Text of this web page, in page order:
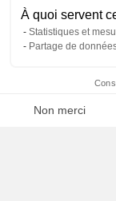
À quoi servent
Statistiques et
Partage de
Non merci